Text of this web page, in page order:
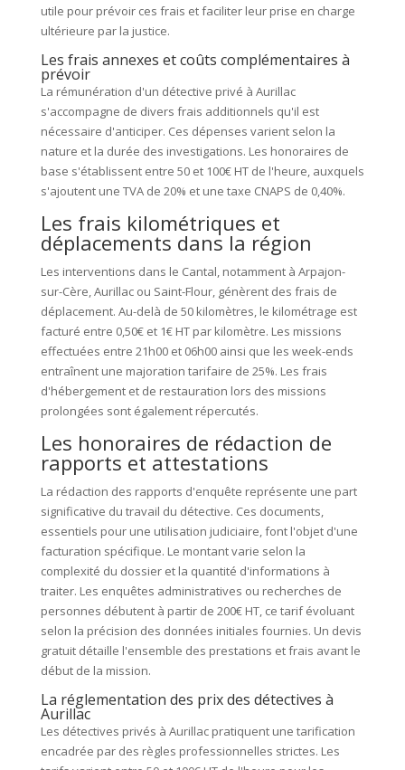
utile pour prévoir ces frais et faciliter leur prise en charge
ultérieure par la justice.
Les frais annexes et coûts complémentaires à
prévoir
La rémunération d'un détective privé à Aurillac
s'accompagne de divers frais additionnels qu'il est
nécessaire d'anticiper. Ces dépenses varient selon la
nature et la durée des investigations. Les honoraires de
base s'établissent entre 50 et 100€ HT de l'heure, auxquels
s'ajoutent une TVA de 20% et une taxe CNAPS de 0,40%.
Les frais kilométriques et
déplacements dans la région
Les interventions dans le Cantal, notamment à Arpajon-
sur-Cère, Aurillac ou Saint-Flour, génèrent des frais de
déplacement. Au-delà de 50 kilomètres, le kilométrage est
facturé entre 0,50€ et 1€ HT par kilomètre. Les missions
effectuées entre 21h00 et 06h00 ainsi que les week-ends
entraînent une majoration tarifaire de 25%. Les frais
d'hébergement et de restauration lors des missions
prolongées sont également répercutés.
Les honoraires de rédaction de
rapports et attestations
La rédaction des rapports d'enquête représente une part
significative du travail du détective. Ces documents,
essentiels pour une utilisation judiciaire, font l'objet d'une
facturation spécifique. Le montant varie selon la
complexité du dossier et la quantité d'informations à
traiter. Les enquêtes administratives ou recherches de
personnes débutent à partir de 200€ HT, ce tarif évoluant
selon la précision des données initiales fournies. Un devis
gratuit détaille l'ensemble des prestations et frais avant le
début de la mission.
La réglementation des prix des détectives à
Aurillac
Les détectives privés à Aurillac pratiquent une tarification
encadrée par des règles professionnelles strictes. Les